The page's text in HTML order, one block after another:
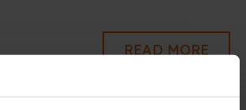
READ MORE